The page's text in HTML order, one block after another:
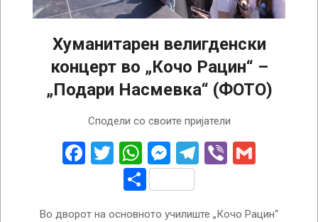
Хуманитарен велигденски
концерт во „Кочо Рацин“ –
„Подари Насмевка“ (ФОТО)
Сподели со своите пријатели
Facebook
Twitter
WhatsApp
Messenger
Telegram
Viber
Share
Во дворот на основното училиште „Кочо Рацин“